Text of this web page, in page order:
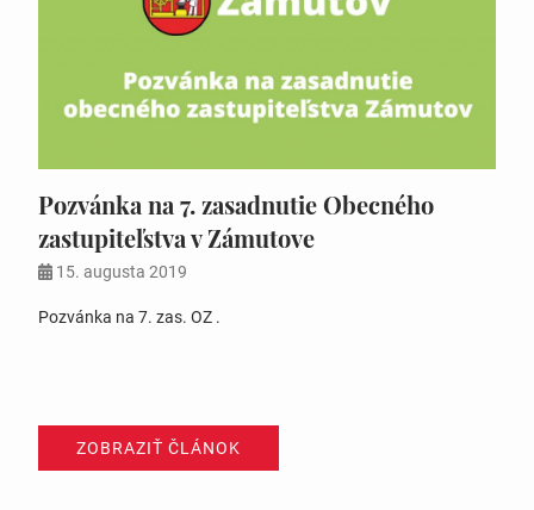
Pozvánka na 7. zasadnutie Obecného
zastupiteľstva v Zámutove
15. augusta 2019
Pozvánka na 7. zas. OZ .
ZOBRAZIŤ ČLÁNOK